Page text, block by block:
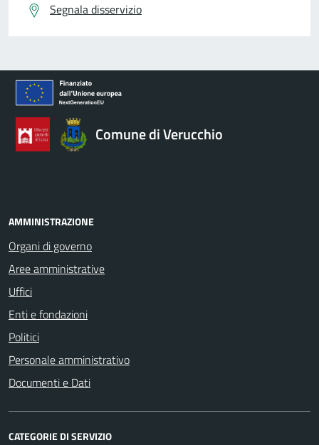
Segnala disservizio
Comune di Verucchio
AMMINISTRAZIONE
Organi di governo
Aree amministrative
Uffici
Enti e fondazioni
Politici
Personale amministrativo
Documenti e Dati
CATEGORIE DI SERVIZIO